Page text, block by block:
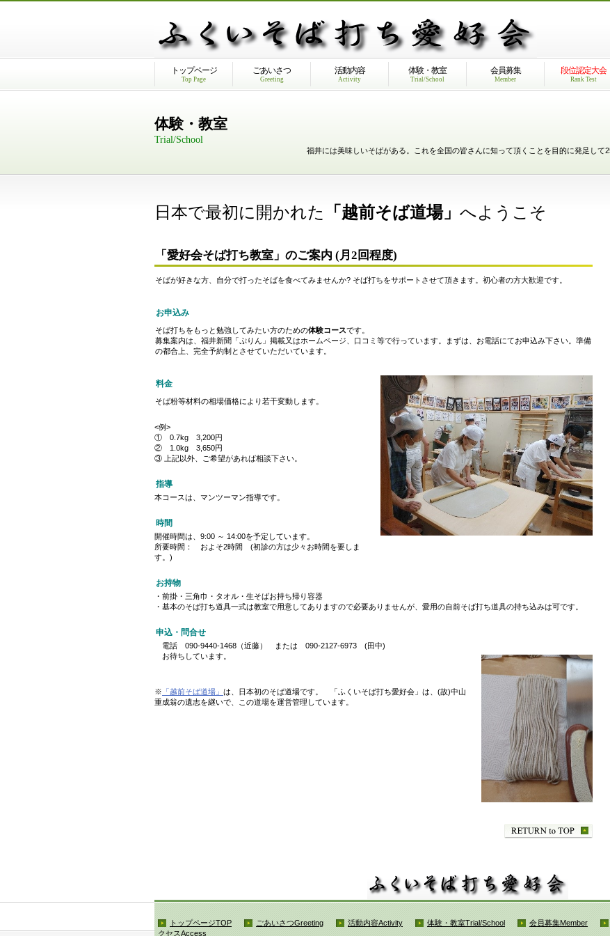
体験・教室
Trial/School
福井には美味しいそばがある。これを全国の皆さんに知って頂くことを目的に発足して
日本で最初に開かれた 「越前そば道場」 へようこそ
「愛好会そば打ち教室」のご案内 (月2回程度)
そばが好きな方、自分で打ったそばを食べてみませんか? そば打ちをサポートさせて頂きます。初心者の方大歓迎です。
お申込み
そば打ちをもっと勉強してみたい方のための体験コースです。
募集案内は、福井新聞「ぷりん」掲載又はホームページ、口コミ等で行っています。まずは、お電話にてお申込み下さい。準備
の都合上、完全予約制とさせていただいています。
料金
そば粉等材料の相場価格により若干変動します。
<例>
① 0.7kg 3,200円
② 1.0kg 3,650円
③ 上記以外、ご希望があれば相談下さい。
指導
本コースは、マンツーマン指導です。
時間
開催時間は、9:00 ～ 14:00を予定しています。
所要時間： およそ2時間 (初診の方は少々お時間を要しま
す。)
お持物
・前掛・三角巾・タオル・生そばお持ち帰り容器
・基本のそば打ち道具一式は教室で用意してありますので必要ありませんが、愛用の自前そば打ち道具の持ち込みは可です。
申込・問合せ
電話 090-9440-1468（近藤） または 090-2127-6973 (田中)
お待ちしています。
※ 「越前そば道場」 は、日本初のそば道場です。 「ふくいそば打ち愛好会」は、(故)中山
重成翁の遺志を継いで、この道場を運営管理しています。
トップページ
Top Page
ごあいさつ
Greeting
活動内容
Activity
体験・教室
Trial/School
会員募集
Member
段位認定大会
Rank Test
トップページTOP ごあいさつGreeting 活動内容Activity 体験・教室Trial/School 会員募集Member
クセスAccess